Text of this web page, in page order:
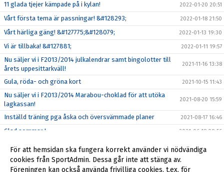
11 glada tjejer kämpade på i kylan! 2022-01-20 20:51
Vårt första tema är passningar! &#128293; 2022-01-18 21:50
Vårt härliga gäng! &#127775;&#128079; 2022-01-13 19:30
Vi är tillbaka! &#127881; 2022-01-11 19:57
Nu säljer vi i F2013/2014 julkalendrar samt bingolotter till
årets uppesittarkväll!
2021-11-16 13:38
Gula, röda- och gröna kort 2021-10-15 11:43
Nu säljer vi i F2013/2014 Marabou-choklad för att utöka
lagkassan!
2021-08-20 15:59
Inställd träning pga åska och översvämmade planer 2021-08-17 16:46
Glad sommar ! 2021-06-18 09:56
Seriestarten framflyttad till 22-23 maj! 2021-04-28 08:29
Glöm inte att svara på våra kallelser! 2021-04-09 15:07
För att hemsidan ska fungera korrekt använder vi nödvändiga
cookies från SportAdmin. Dessa går inte att stänga av.
Föreningen kan också använda frivilliga cookies, t.ex. för